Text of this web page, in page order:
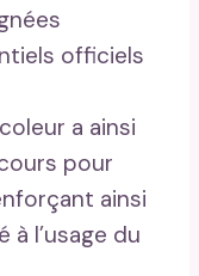
officiels
a ainsi
pour
ainsi
l’usage du